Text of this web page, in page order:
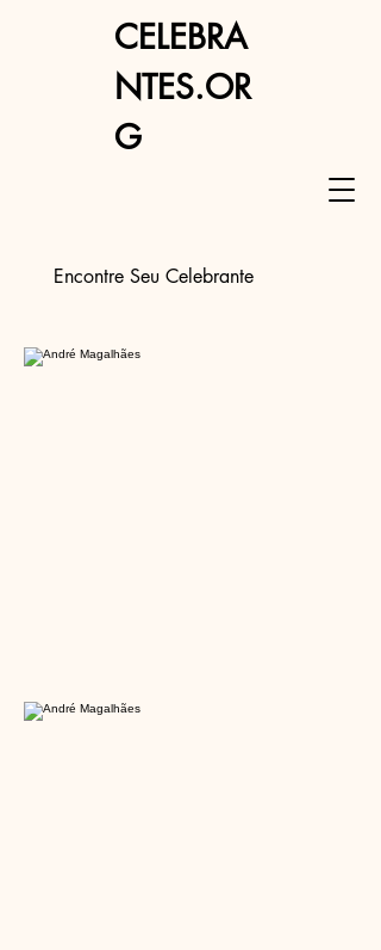
Encontre Seu Celebrante
CELEBRA
NTES.OR
G